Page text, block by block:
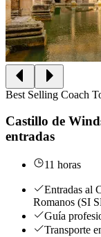
Best Selling Coach
Castillo de
entradas
11 horas
Entradas al
Romanos (SI
Guía
Transporte